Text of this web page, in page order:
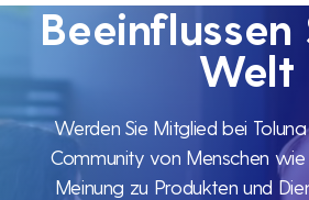
Sie Ihre
Beeinflussen
Welt
Werden Sie Mitglied bei
Community von Menschen wie
Meinung zu Produkten und